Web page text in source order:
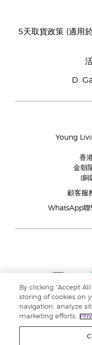
5天取貨政策 (適用
D.
Young
香
金朝
(銅
顧客服
WhatsApp聯
By clicking “Accept
storing of cookies on
navigation, analyze
marketing efforts.